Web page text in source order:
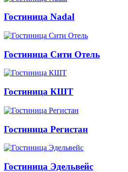
Гостиница Nadal
Гостиница Сити Отель
Гостиница КШТ
Гостиница Регистан
Гостиница Эдельвейс